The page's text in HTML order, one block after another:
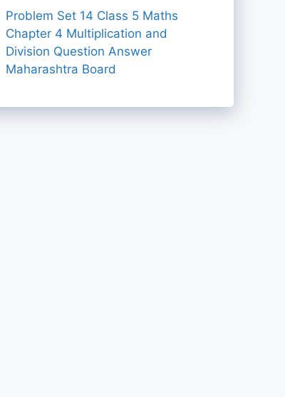
Problem Set 14 Class 5 Maths
Chapter 4 Multiplication and
Division Question Answer
Maharashtra Board